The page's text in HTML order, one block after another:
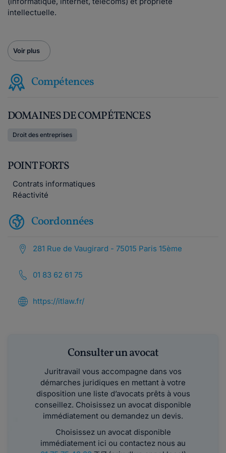
intellectuelle.
Voir plus
Compétences
DOMAINES DE COMPÉTENCES
Droit des entreprises
POINT FORTS
Contrats informatiques
Réactivité
Coordonnées
281 Rue de Vaugirard - 75015 Paris 15ème
01 83 62 61 75
https://itlaw.fr/
Consulter un avocat
Juritravail vous accompagne dans vos
démarches juridiques en mettant à votre
disposition une liste d’avocats prêts à vous
conseillez. Choisissez un avocat disponible
immédiatement ou demandez un devis.
Choisissez un avocat disponible
immédiatement ici ou contactez nous au